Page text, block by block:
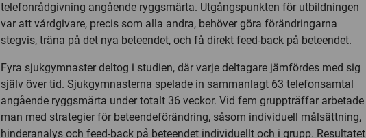
telefonrådgivning angående ryggsmärta. Utgångspunkten för utbildningen
var att vårdgivare, precis som alla andra, behöver göra förändringarna
stegvis, träna på det nya beteendet, och få direkt feed-back på beteendet.
Fyra sjukgymnaster deltog i studien, där varje deltagare jämfördes med sig
själv över tid. Sjukgymnasterna spelade in sammanlagt 63 telefonsamtal
angående ryggsmärta under totalt 36 veckor. Vid fem gruppträffar arbetade
man med strategier för beteendeförändring, såsom individuell målsättning,
hinderanalys och feed-back på beteendet individuellt och i grupp. Resultatet